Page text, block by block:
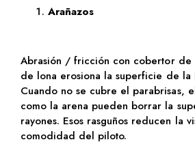
Arañazos
Abrasión / fricción con cobertor de
de lona erosiona la superficie de la
Cuando no se cubre el parabrisas,
como la arena pueden borrar la
rayones. Esos rasguños reducen la
comodidad del piloto.